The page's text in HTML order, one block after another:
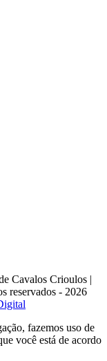
Cavalos Crioulos |
reservados - 2026
fazemos uso de
você está de acordo